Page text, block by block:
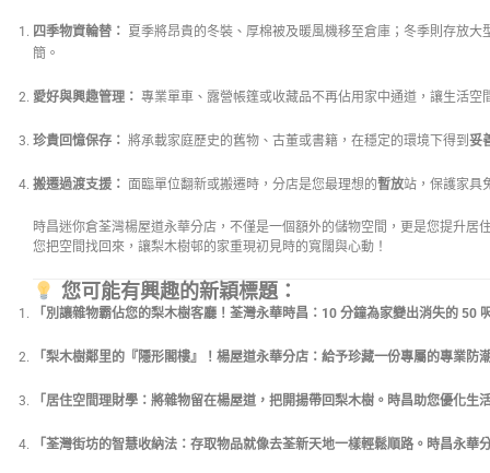
四季物資輪替： 夏季將昂貴的冬裝、厚棉被及暖風機移至倉庫；冬季則存放大
簡。
愛好與興趣管理： 專業單車、露營帳篷或收藏品不再佔用家中通道，讓生活空
珍貴回憶保存： 將承載家庭歷史的舊物、古董或書籍，在穩定的環境下得到 妥
搬遷過渡支援： 面臨單位翻新或搬遷時，分店是您最理想的暫放站，保護家具
時昌迷你倉荃灣楊屋道永華分店，不僅是一個額外的儲物空間，更是您提升居
您把空間找回來，讓梨木樹邨的家重現初見時的寬闊與心動！
您可能有興趣的新穎標題：
「別讓雜物霸佔您的梨木樹客廳！荃灣永華時昌：10 分鐘為家變出消失的 50
「梨木樹鄰里的『隱形閣樓』！楊屋道永華分店：給予珍藏一份專屬的專業防
「居住空間理財學：將雜物留在楊屋道，把開揚帶回梨木樹。時昌助您優化生
「荃灣街坊的智慧收納法：存取物品就像去荃新天地一樣輕鬆順路。時昌永華